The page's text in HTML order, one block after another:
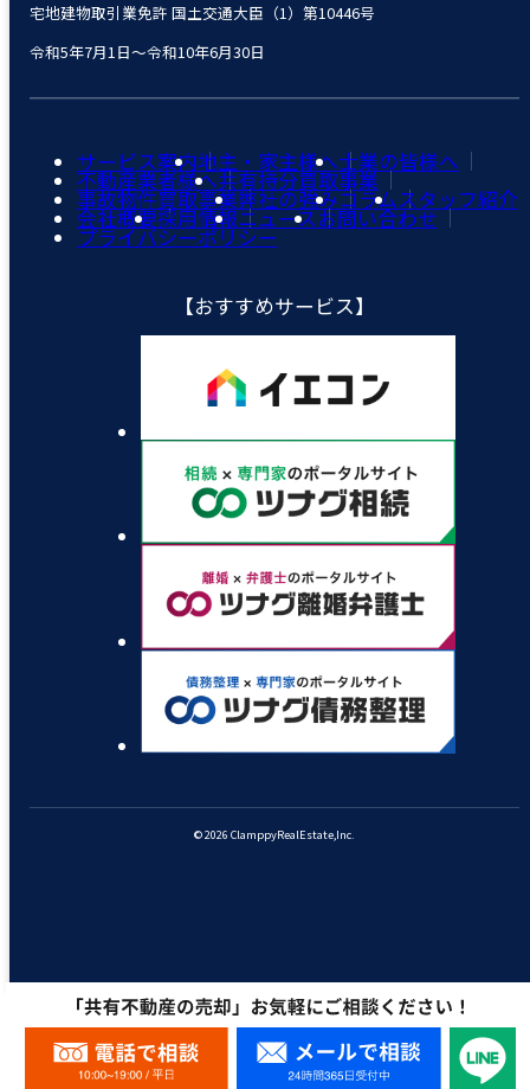
宅地建物取引業免許 国土交通大臣（1）第10446号
令和5年7月1日～令和10年6月30日
サービス案内地主・家主様へ士業の皆様へ
不動産業者様へ共有持分買取事業
事故物件買取事業弊社の強みコラムスタッフ紹介
会社概要採用情報ニュースお問い合わせ
プライバシーポリシー
【おすすめサービス】
© 2026 ClamppyRealEstate,Inc.